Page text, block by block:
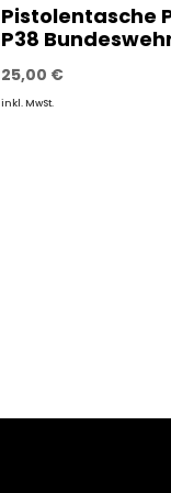
Pistolentasche
P38
25,00 €
inkl. MwSt.